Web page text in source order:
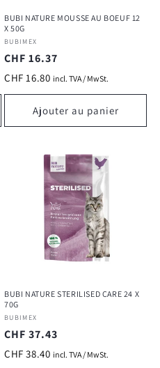
BUBI NATURE MOUSSE AU BOEUF 12
X 50G
Fournisseur :
BUBIMEX
Prix
habituel
CHF 16.37
CHF 16.80 incl. TVA / MwSt.
Ajouter au panier
BUBI NATURE STERILISED CARE 24 X
70G
Fournisseur :
BUBIMEX
Prix
habituel
CHF 37.43
CHF 38.40 incl. TVA / MwSt.